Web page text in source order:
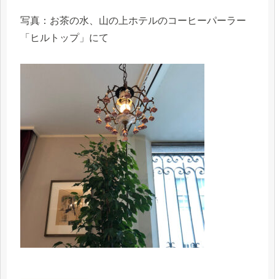
写真：お茶の水、山の上ホテルのコーヒーパーラー
「ヒルトップ」にて